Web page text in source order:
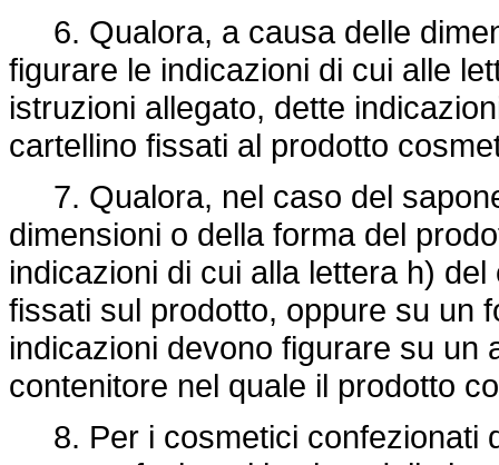
6. Qualora, a causa delle
figurare le indicazioni di cui alle
istruzioni allegato, dette
cartellino fissati al prodotto
7. Qualora, nel caso del
dimensioni o della forma del
indicazioni di cui alla lettera h)
fissati sul prodotto, oppure su un
indicazioni devono figurare su un
contenitore nel quale il prodotto
8. Per i cosmetici confezionati